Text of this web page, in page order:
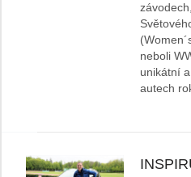
neboli
unikátní
autech